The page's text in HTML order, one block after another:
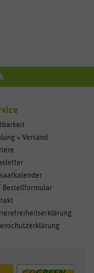
+ Versand
Bestellformular